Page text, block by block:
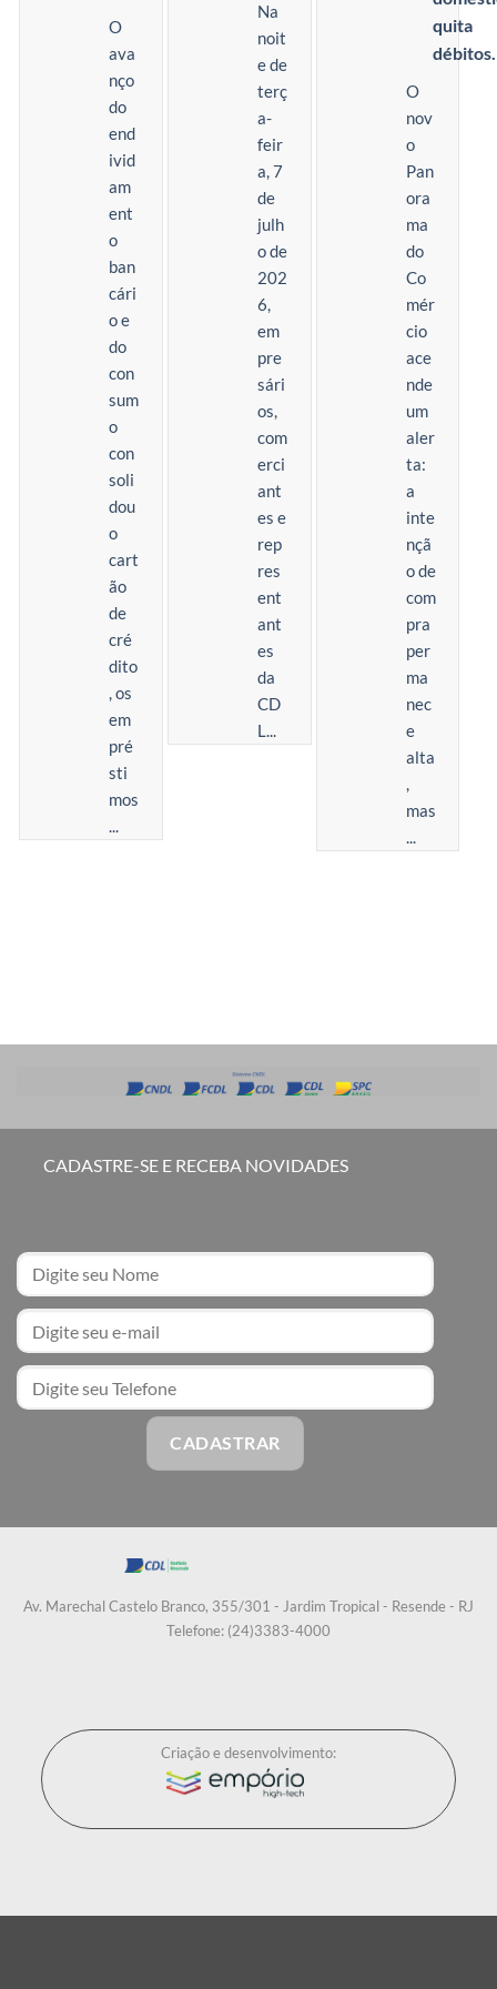
O
ava
nço
do
end
ivid
am
ent
o
ban
cári
o e
do
con
sum
o
con
soli
dou
o
cart
ão
de
cré
dito
, os
em
pré
sti
mos
...
Na
noit
e de
terç
a-
feir
a, 7
de
julh
o de
202
6,
em
pre
sári
os,
com
erci
ant
es e
rep
res
ent
ant
es
da
CD
L...
quita
débitos.
O
nov
o
Pan
ora
ma
do
Co
mér
cio
ace
nde
um
aler
ta:
a
inte
nçã
o de
com
pra
per
ma
nec
e
alta
,
mas
...
CADASTRE-SE E RECEBA NOVIDADES
Av. Marechal Castelo Branco, 355/301 - Jardim Tropical - Resende - RJ
Telefone: (24)3383-4000
Criação e desenvolvimento: